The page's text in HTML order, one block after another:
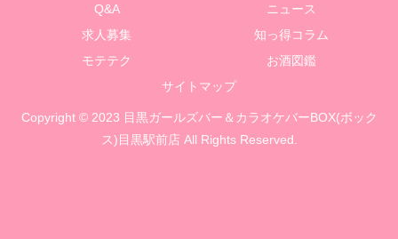
Q&A
ニュース
求人募集
知っ得コラム
モテテク
お酒図鑑
サイトマップ
Copyright © 2023 目黒ガールズバー＆カラオケバーBOX(ボック
ス)目黒駅前店 All Rights Reserved.